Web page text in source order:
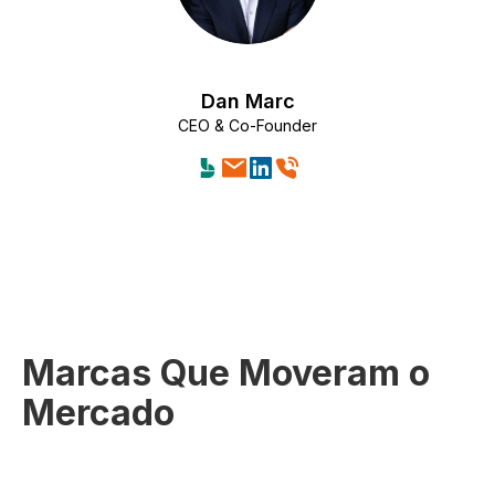
Dan Marc
CEO & Co-Founder
Marcas Que Moveram o
Mercado